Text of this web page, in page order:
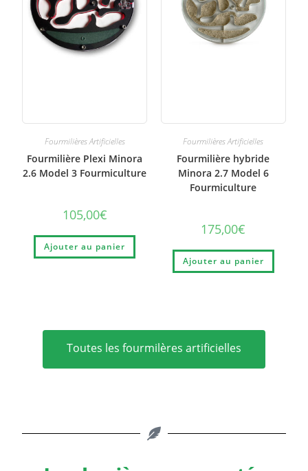
Fourmilières Artificielles
Fourmilière Plexi Minora
2.6 Model 3 Fourmiculture
105,00€
Ajouter au panier
Fourmilières Artificielles
Fourmilière hybride
Minora 2.7 Model 6
Fourmiculture
175,00€
Ajouter au panier
Toutes les fourmilères artificielles